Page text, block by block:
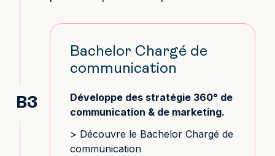
B3
Bachelor Chargé de
communication
Développe des stratégie 360° de
communication & de marketing.
> Découvre le Bachelor Chargé de
communication